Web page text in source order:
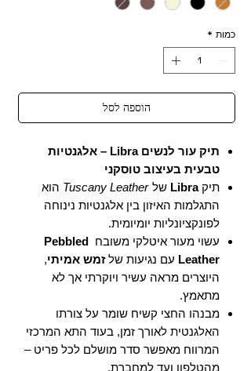
כמות *
הוספה לסל
תיק עור לנשים Libra – אלגנטיות
טבעית בעיצוב טוסקני
תיקLibra של Tuscany Leather הוא
התגלמות האיזון בין אלגנטיות נינוחה
לפונקציונליות יומיומית.
עשוי מעור איטלקי משובח Pebbled
Leather עם נגיעות שלזמש אמיתי,
היוצרים מראה עשיר ויוקרתי אך לא
מתאמץ.
מבנהו החצי קשיח שומר על צורתו
האלגנטית לאורך זמן, בעוד התא המרכזי
המרווח מאפשר סדר מושלם לכל פריט –
מהטלפון ועד למחברת.